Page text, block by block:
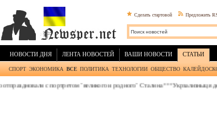
Сделать стартовой Предложить
НОВОСТИ ДНЯ ЛЕНТА НОВОСТЕЙ ВАШИ НОВОСТИ СТАТЬИ
СПОРТ ЭКОНОМИКА ВСЕ ПОЛИТИКА ТЕХНОЛОГИИ ОБЩЕСТВО
с портретом "великого и родного" Сталина***Укрзализныця